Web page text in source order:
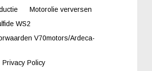
Motorolie verversen
WS2
V70motors/Ardeca-
Privacy Policy